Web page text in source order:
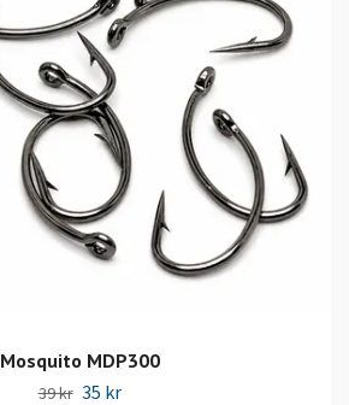
Mosquito MDP300
39 kr 35 kr